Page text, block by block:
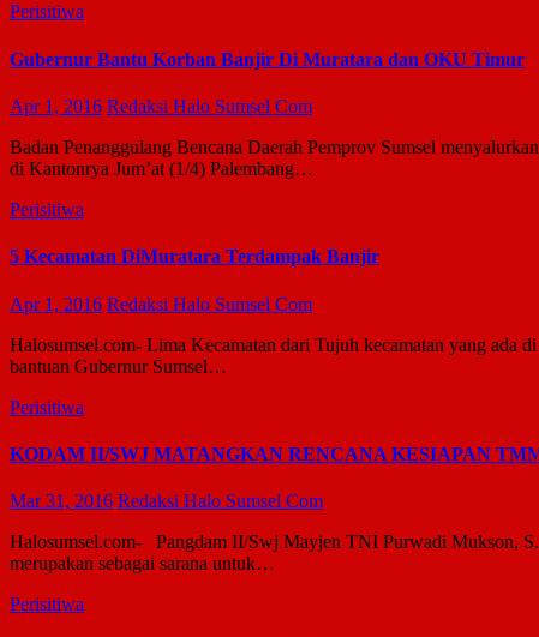
Perisitiwa
Gubernur Bantu Korban Banjir Di Muratara dan OKU Timur
Apr 1, 2016 Redaksi Halo Sumsel Com
Badan Penanggulang Bencana Daerah Pemprov Sumsel
di Kantonrya Jum’at (1/4) Palembang…
Perisitiwa
5 Kecamatan DiMuratara Terdampak Banjir
Apr 1, 2016 Redaksi Halo Sumsel Com
Halosumsel.com- Lima Kecamatan dari Tujuh kecamatan yang ada
bantuan Gubernur Sumsel…
Perisitiwa
KODAM II/SWJ MATANGKAN RENCANA KESIAPAN
Mar 31, 2016 Redaksi Halo Sumsel Com
Halosumsel.com- Pangdam II/Swj Mayjen TNI Purwadi Mukson,
merupakan sebagai sarana untuk…
Perisitiwa